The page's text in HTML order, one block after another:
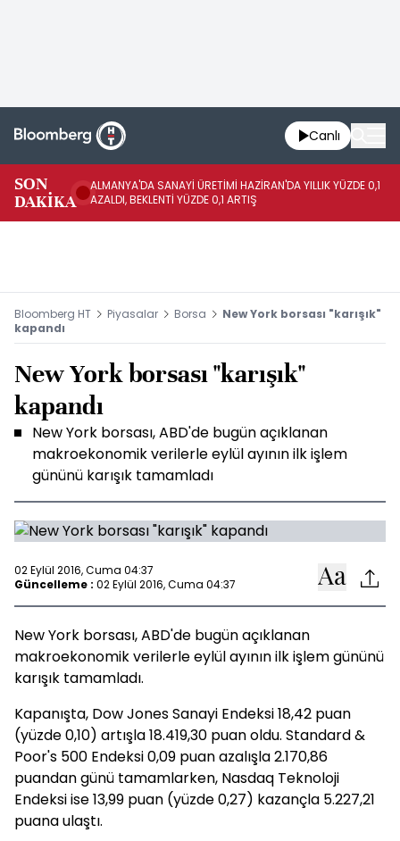
Canlı
SON
DAKİKA
ALMANYA'DA SANAYİ ÜRETİMİ HAZİRAN'DA YILLIK YÜZDE 0,1
AZALDI, BEKLENTİ YÜZDE 0,1 ARTIŞ
Bloomberg HT Piyasalar Borsa
New York borsası "karışık"
kapandı
New York borsası "karışık"
kapandı
New York borsası, ABD'de bugün açıklanan
makroekonomik verilerle eylül ayının ilk işlem
gününü karışık tamamladı
02 Eylül 2016, Cuma 04:37
Güncelleme : 02 Eylül 2016, Cuma 04:37
New York borsası, ABD'de bugün açıklanan
makroekonomik verilerle eylül ayının ilk işlem gününü
karışık tamamladı.
Kapanışta, Dow Jones Sanayi Endeksi 18,42 puan
(yüzde 0,10) artışla 18.419,30 puan oldu. Standard &
Poor's 500 Endeksi 0,09 puan azalışla 2.170,86
puandan günü tamamlarken, Nasdaq Teknoloji
Endeksi ise 13,99 puan (yüzde 0,27) kazançla 5.227,21
puana ulaştı.